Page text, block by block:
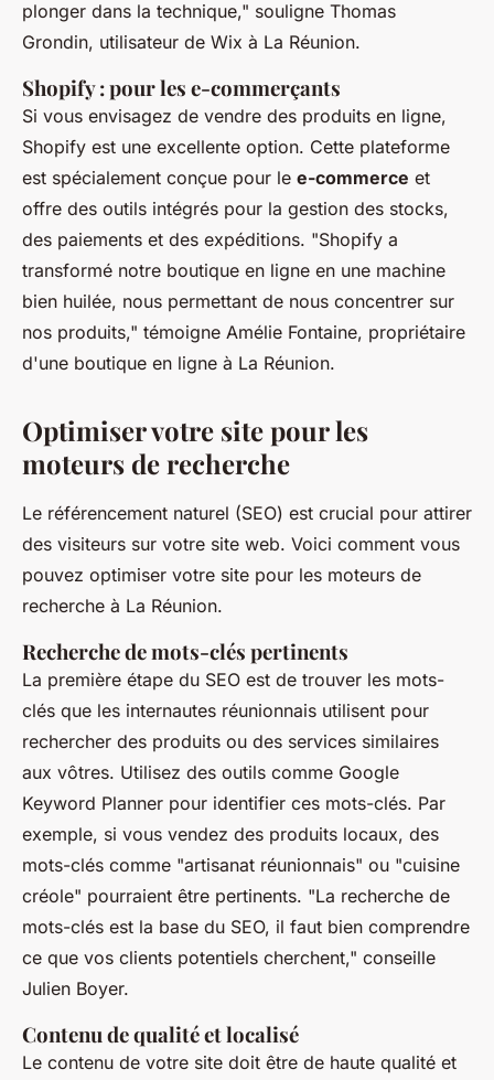
plonger dans la technique," souligne Thomas
Grondin, utilisateur de Wix à La Réunion.
Shopify : pour les e-commerçants
Si vous envisagez de vendre des produits en ligne,
Shopify est une excellente option. Cette plateforme
est spécialement conçue pour le e-commerce et
offre des outils intégrés pour la gestion des stocks,
des paiements et des expéditions. "Shopify a
transformé notre boutique en ligne en une machine
bien huilée, nous permettant de nous concentrer sur
nos produits," témoigne Amélie Fontaine, propriétaire
d'une boutique en ligne à La Réunion.
Optimiser votre site pour les
moteurs de recherche
Le référencement naturel (SEO) est crucial pour attirer
des visiteurs sur votre site web. Voici comment vous
pouvez optimiser votre site pour les moteurs de
recherche à La Réunion.
Recherche de mots-clés pertinents
La première étape du SEO est de trouver les mots-
clés que les internautes réunionnais utilisent pour
rechercher des produits ou des services similaires
aux vôtres. Utilisez des outils comme Google
Keyword Planner pour identifier ces mots-clés. Par
exemple, si vous vendez des produits locaux, des
mots-clés comme "artisanat réunionnais" ou "cuisine
créole" pourraient être pertinents. "La recherche de
mots-clés est la base du SEO, il faut bien comprendre
ce que vos clients potentiels cherchent," conseille
Julien Boyer.
Contenu de qualité et localisé
Le contenu de votre site doit être de haute qualité et